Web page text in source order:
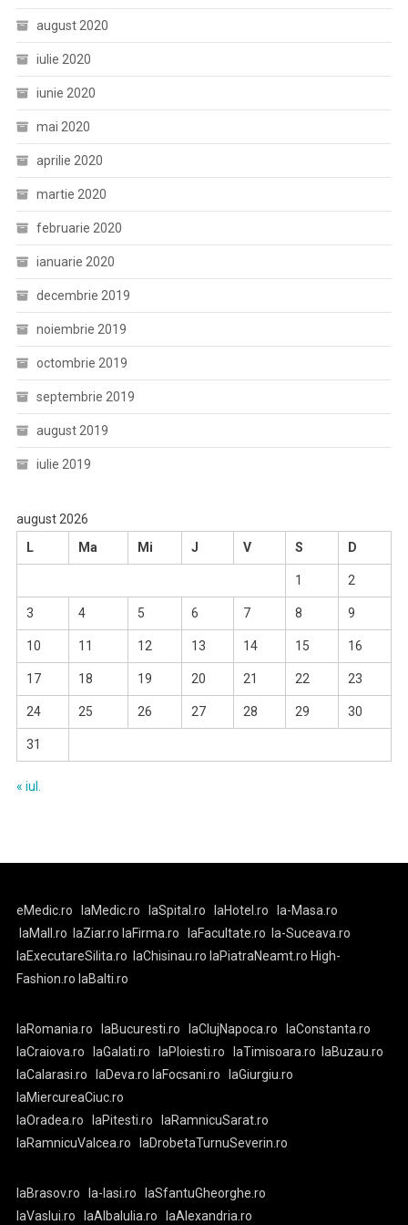
august 2020
iulie 2020
iunie 2020
mai 2020
aprilie 2020
martie 2020
februarie 2020
ianuarie 2020
decembrie 2019
noiembrie 2019
octombrie 2019
septembrie 2019
august 2019
iulie 2019
august 2026
L
Ma Mi J V S D
1 2
3 4 5 6 7 8 9
10 11 12 13 14 15 16
17 18 19 20 21 22 23
24 25 26 27 28 29 30
31
« iul.
eMedic.ro laMedic.ro laSpital.ro laHotel.ro
la-Masa.ro
laMall.ro
laZiar.ro laFirma.ro laFacultate.ro
la-Suceava.ro
laExecutareSilita.ro
laChisinau.ro laPiatraNeamt.ro High-
Fashion.ro laBalti.ro
laRomania.ro laBucuresti.ro laClujNapoca.ro
laConstanta.ro
laCraiova.ro
laGalati.ro laPloiesti.ro laTimisoara.ro
laBuzau.ro
laCalarasi.ro
laDeva.ro laFocsani.ro
laGiurgiu.ro
laMiercureaCiuc.ro
laOradea.ro
laPitesti.ro
laRamnicuSarat.ro
laRamnicuValcea.ro
laDrobetaTurnuSeverin.ro
laBrasov.ro la-Iasi.ro
laSfantuGheorghe.ro
laVaslui.ro
laAlbaIulia.ro laAlexandria.ro